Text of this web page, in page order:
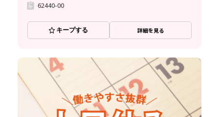
62440-00
キープする 詳細を見る